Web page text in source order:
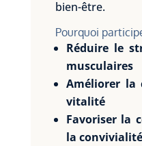
bien-être.
Pourquoi
Réduire le
musculaires
Améliorer la
vitalité
Favoriser la
la convivialité